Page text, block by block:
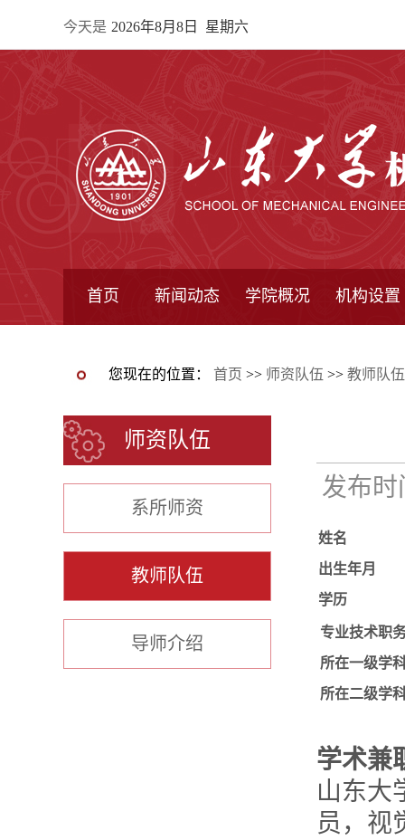
今天是 2026年8月8日 星期六
首页 新闻动态 学院概况 机构设置
您现在的位置： 首页 >> 师资队伍 >> 教师队伍
师资队伍
系所师资
教师队伍
导师介绍
发布
姓名
出生年月
学历
专业技术职
所在一级学
所在二级学
学术兼
山东大
员，视